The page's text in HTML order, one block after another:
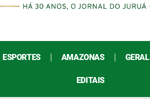
ESPORTES AMAZONAS GERAL
EDITAIS